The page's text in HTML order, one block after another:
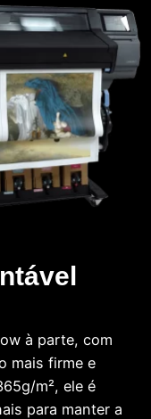
à parte, com
mais firme e
m², ele é
para manter a